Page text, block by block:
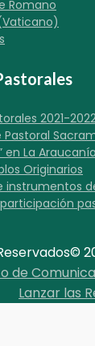
Romano
2021-
Pastoral
en La Araucanía
Originarios
instrumentos
de
Lanzar las